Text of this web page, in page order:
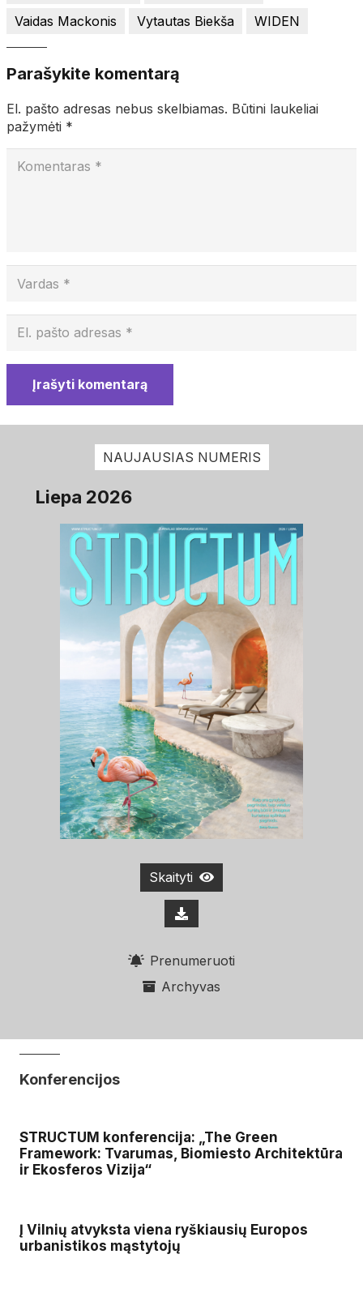
Vaidas Mackonis Vytautas Biekša WIDEN
Parašykite komentarą
El. pašto adresas nebus skelbiamas. Būtini laukeliai
pažymėti *
Įrašyti komentarą
NAUJAUSIAS NUMERIS
Liepa 2026
Skaityti
Prenumeruoti
Archyvas
Konferencijos
STRUCTUM konferencija: „The Green
Framework: Tvarumas, Biomiesto Architektūra
ir Ekosferos Vizija“
Į Vilnių atvyksta viena ryškiausių Europos
urbanistikos mąstytojų